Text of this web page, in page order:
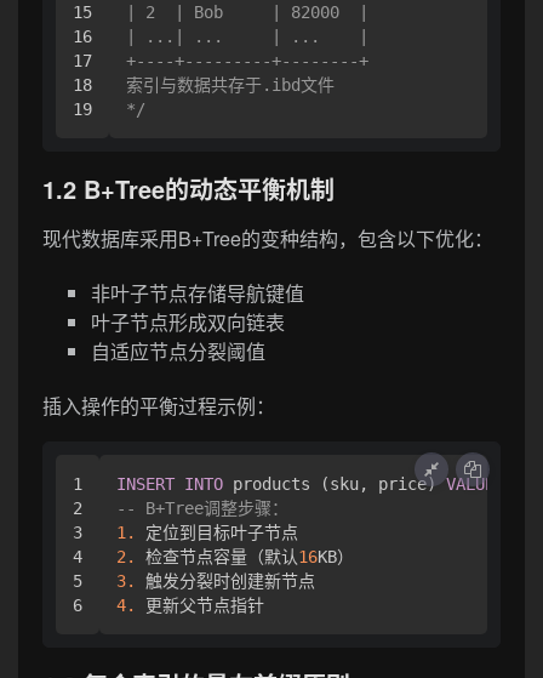
15
16
17
18
| 2  | Bob     | 82000  |
| ...| ...     | ...    |
+----+---------+--------+
索引与数据共存于.ibd文件
*/
1.2 B+Tree的动态平衡机制
现代数据库采用B+Tree的变种结构，包含以下优化：
非叶子节点存储导航键值
叶子节点形成双向链表
自适应节点分裂阈值
插入操作的平衡过程示例：
1
2
3
4
5
INSERT INTO products (sku, price) VALUES
-- B+Tree调整步骤：
1.
2.
检查节点容量（默认16
3.
4.